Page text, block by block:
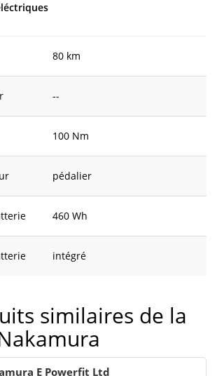
80 km
--
100 Nm
pédalier
460 Wh
intégré
similaires de la
E Powerfit Ltd